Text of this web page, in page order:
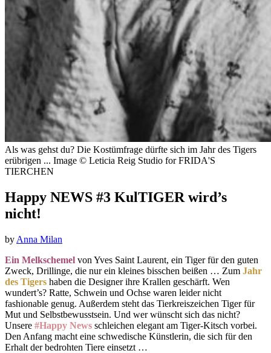
Als was gehst du? Die Kostümfrage dürfte sich im Jahr des Tigers
erübrigen ... Image © Leticia Reig Studio for FRIDA'S
TIERCHEN
Happy NEWS #3 KulTIGER wird’s
nicht!
by Anna Milan
Ein Melkschemel von Yves Saint Laurent, ein Tiger für den guten
Zweck, Drillinge, die nur ein kleines bisschen beißen … Zum Jahr
des Tigers haben die Designer ihre Krallen geschärft. Wen
wundert’s? Ratte, Schwein und Ochse waren leider nicht
fashionable genug. Außerdem steht das Tierkreiszeichen Tiger für
Mut und Selbstbewusstsein. Und wer wünscht sich das nicht?
Unsere #Happy News schleichen elegant am Tiger-Kitsch vorbei.
Den Anfang macht eine schwedische Künstlerin, die sich für den
Erhalt der bedrohten Tiere einsetzt …